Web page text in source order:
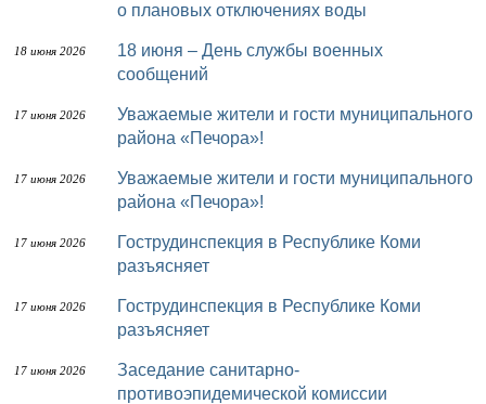
о плановых отключениях воды
18 июня 2026
18 июня – День службы военных
сообщений
17 июня 2026
Уважаемые жители и гости муниципального
района «Печора»!
17 июня 2026
Уважаемые жители и гости муниципального
района «Печора»!
17 июня 2026
Гострудинспекция в Республике Коми
разъясняет
17 июня 2026
Гострудинспекция в Республике Коми
разъясняет
17 июня 2026
Заседание санитарно-
противоэпидемической комиссии